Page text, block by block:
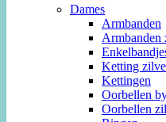
Dames
Armbanden
Armbanden
Ketting
Kettingen
Oorbellen
Oorbellen